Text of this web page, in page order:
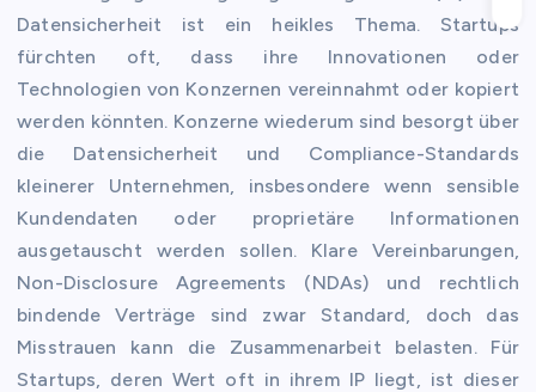
Datensicherheit ist ein heikles Thema. Startups
fürchten oft, dass ihre Innovationen oder
Technologien von Konzernen vereinnahmt oder kopiert
werden könnten. Konzerne wiederum sind besorgt über
die Datensicherheit und Compliance-Standards
kleinerer Unternehmen, insbesondere wenn sensible
Kundendaten oder proprietäre Informationen
ausgetauscht werden sollen. Klare Vereinbarungen,
Non-Disclosure Agreements (NDAs) und rechtlich
bindende Verträge sind zwar Standard, doch das
Misstrauen kann die Zusammenarbeit belasten. Für
Startups, deren Wert oft in ihrem IP liegt, ist dieser